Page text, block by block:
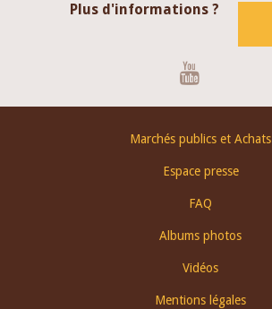
Plus d'informations ?
Marchés publics et Achats
Espace presse
FAQ
Albums photos
Vidéos
Mentions légales